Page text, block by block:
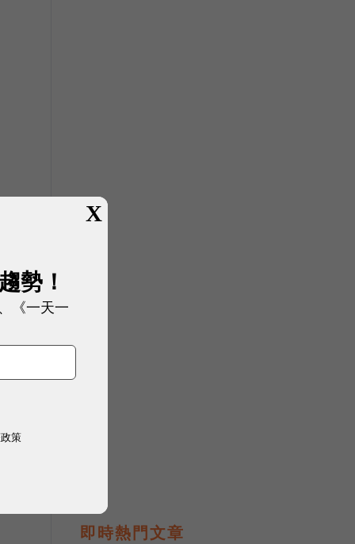
即時熱門文章
X
勢！
《一天一
策